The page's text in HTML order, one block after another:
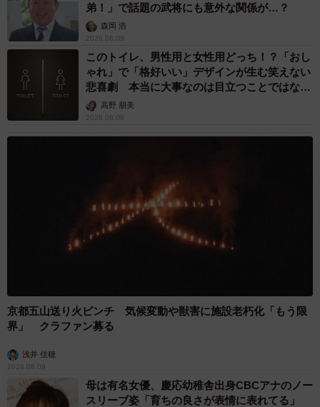
さらに、「社会保険料は年々上がる傾向にあることを認識
していますか」という質問には、約7割の人が「認識してい
る」（69.0%）と回答し、多くの人が社会保険料が上がっ
弟！」で話題の武将にも意外な関係が…？
森岡 浩
2026.08.09
このトイレ、男性用と女性用どっち！？「おし
ゃれ」で「格好いい」デザインが生む笑えない
悲喜劇 本当に大事なのは目立つことではな
く…高野 朋美
2026.08.09
京都五山送り火ピンチ 気候変動や獣害に施設老朽化「もう限
界」 クラファン募る
浅井 佳穂
2026.08.09
母は有名女優、慶応幼稚舎出身CBCアナのノー
スリーブ姿「育ちの良さが表情に表れてる」